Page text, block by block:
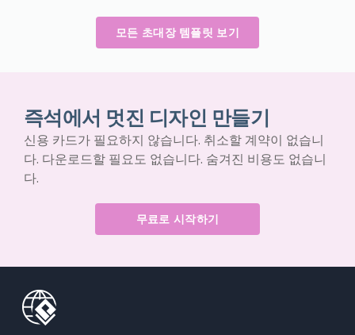
모든 초대장 템플릿 보기
즉석에서 멋진 디자인 만들기
신용 카드가 필요하지 않습니다. 취소할 계약이 없습니
다. 다운로드할 필요도 없습니다. 숨겨진 비용도 없습니
다.
무료로 시작하기